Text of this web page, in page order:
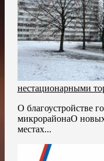
нестационарными
О благоустройстве
микрорайонаО
местах...